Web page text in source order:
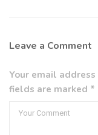
Leave a Comment
Your email
fields are marked *